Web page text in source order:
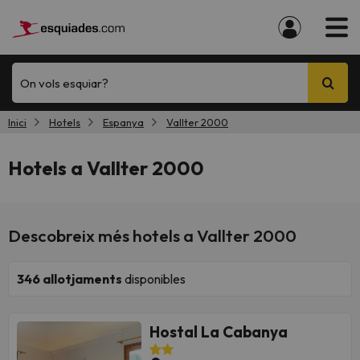
On vols esquiar?
Inici Hotels Espanya Vallter 2000
Hotels a Vallter 2000
Descobreix més hotels a Vallter 2000
346 allotjaments disponibles
Hostal La Cabanya